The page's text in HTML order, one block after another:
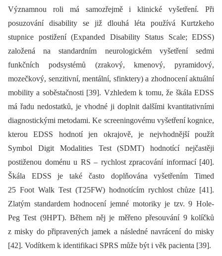
Významnou roli má samozřejmě i klinické vyšetření. Při
posuzování disability se již dlouhá léta používá Kurtzkeho
stupnice postižení (Expanded Disability Status Scale; EDSS)
založená na standardním neurologickém vyšetření sedmi
funkčních podsystémů (zrakový, kmenový, pyramidový,
mozečkový, senzitivní, mentální, sfinktery) a zhodnocení aktuální
mobility a soběstačnosti [39]. Vzhledem k tomu, že škála EDSS
má řadu nedostatků, je vhodné ji doplnit dalšími kvantitativními
dia­gnostickými metodami. Ke screeningovému vyšetření kognice,
kterou EDSS hodnotí jen okrajově, je nejvhodnější použít
Symbol Digit Modalities Test (SDMT) hodnotící nejčastěji
postiženou doménu u RS –⁠ rychlost zpracování informací [40].
Škála EDSS je také často doplňována vyšetřením Timed
25 Foot Walk Test (T25FW) hodnotícím rychlost chůze [41].
Zlatým standardem hodnocení jemné motoriky je tzv. 9 Hole-
Peg Test (9HPT). Během něj je měřeno přesouvání 9 kolíčků
z misky do připravených jamek a následné navrácení do misky
[42]. Vodítkem k identifikaci SPRS může být i věk pacienta [39].